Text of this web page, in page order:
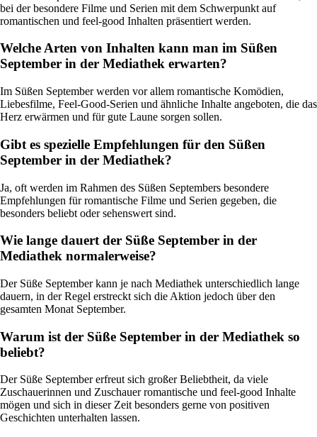
bei der besondere Filme und Serien mit dem Schwerpunkt auf
romantischen und feel-good Inhalten präsentiert werden.
Welche Arten von Inhalten kann man im Süßen
September in der Mediathek erwarten?
Im Süßen September werden vor allem romantische Komödien,
Liebesfilme, Feel-Good-Serien und ähnliche Inhalte angeboten, die das
Herz erwärmen und für gute Laune sorgen sollen.
Gibt es spezielle Empfehlungen für den Süßen
September in der Mediathek?
Ja, oft werden im Rahmen des Süßen Septembers besondere
Empfehlungen für romantische Filme und Serien gegeben, die
besonders beliebt oder sehenswert sind.
Wie lange dauert der Süße September in der
Mediathek normalerweise?
Der Süße September kann je nach Mediathek unterschiedlich lange
dauern, in der Regel erstreckt sich die Aktion jedoch über den
gesamten Monat September.
Warum ist der Süße September in der Mediathek so
beliebt?
Der Süße September erfreut sich großer Beliebtheit, da viele
Zuschauerinnen und Zuschauer romantische und feel-good Inhalte
mögen und sich in dieser Zeit besonders gerne von positiven
Geschichten unterhalten lassen.